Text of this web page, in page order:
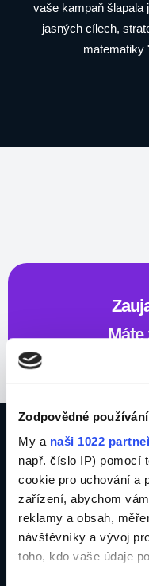
Zodpovědné
My a naši 1022
např. číslo IP) pomocí
cookie pro uchování a
zařízení, abychom
reklamy a obsah,
návštěvníky a vývoj
toho, kdo vaše údaje
vaše kampaň šlapala
jasných cílech,
matematiky
Máte